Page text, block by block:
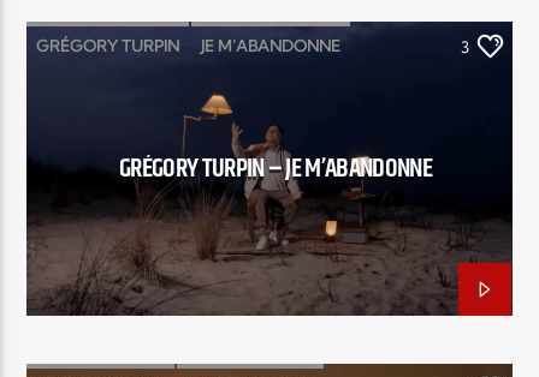
GRÉGORY TURPIN JE M'ABANDONNE 3
GRÉGORY TURPIN – JE M’ABANDONNE